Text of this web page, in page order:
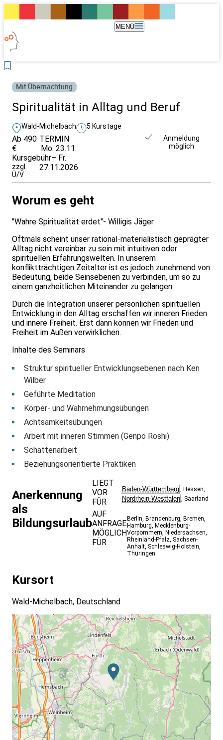
MENÜ
Mit Übernachtung
Spiritualität in Alltag und Beruf
Wald-Michelbach 5 Kurstage
Ab 490
€
Kursgebühr
zzgl.
Ü/V
TERMIN
Mo. 23.11.
– Fr.
27.11.2026
Anmeldung
möglich
Worum es geht
"Wahre Spiritualität erdet"- Willigis Jäger
Oftmals scheint unser rational-materialistisch geprägter
Alltag nicht vereinbar zu sein mit intuitiven oder
spirituellen Erfahrungswelten. In unserem
konfliktträchtigen Zeitalter ist es jedoch zunehmend von
Bedeutung, beide Seinsebenen zu verbinden, um so zu
einem ganzheitlichen Miteinander zu gelangen.
Durch die Integration unserer persönlichen spirituellen
Entwicklung in den Alltag erschaffen wir inneren Frieden
und innere Freiheit. Erst dann können wir Frieden und
Freiheit im Außen verwirklichen.
Inhalte des Seminars
Struktur spiritueller Entwicklungsebenen nach Ken
Wilber
Geführte Meditation
Körper- und Wahrnehmungsübungen
Achtsamkeitsübungen
Arbeit mit inneren Stimmen (Genpo Roshi)
Schattenarbeit
Beziehungsorientierte Praktiken
Anerkennung
als
Bildungsurlaub
LIEGT
VOR
FÜR
Baden-Württemberg, Hessen,
Nordrhein-Westfalen, Saarland
AUF
ANFRAGE
MÖGLICH
FÜR
Berlin, Brandenburg, Bremen,
Hamburg, Mecklenburg-
Vorpommern, Niedersachsen,
Rheinland-Pfalz, Sachsen-
Anhalt, Schleswig-Holstein,
Thüringen
Kursort
Wald-Michelbach, Deutschland